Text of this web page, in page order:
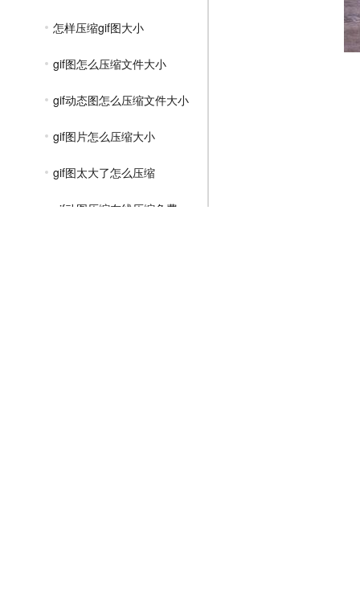
怎样压缩gif图大小
gif图怎么压缩文件大小
gif动态图怎么压缩文件大小
gif图片怎么压缩大小
gif图太大了怎么压缩
gif动图压缩在线压缩免费